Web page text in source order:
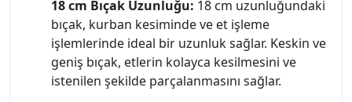
18 cm Bıçak Uzunluğu: 18 cm uzunluğundaki
bıçak, kurban kesiminde ve et işleme
işlemlerinde ideal bir uzunluk sağlar. Keskin ve
geniş bıçak, etlerin kolayca kesilmesini ve
istenilen şekilde parçalanmasını sağlar.